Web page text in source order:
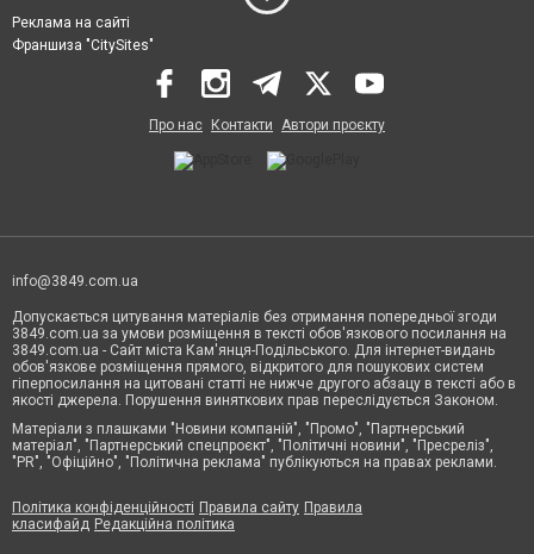
Реклама на сайті
Франшиза "CitySites"
Про нас Контакти Автори проєкту
info@3849.com.ua
Допускається цитування матеріалів без отримання попередньої згоди
3849.com.ua за умови розміщення в тексті обов'язкового посилання на
3849.com.ua - Сайт міста Кам'янця-Подільського. Для інтернет-видань
обов'язкове розміщення прямого, відкритого для пошукових систем
гіперпосилання на цитовані статті не нижче другого абзацу в тексті або в
якості джерела. Порушення виняткових прав переслідується Законом.
Матеріали з плашками "Новини компаній", "Промо", "Партнерський
матеріал", "Партнерський спецпроєкт", "Політичні новини", "Пресреліз",
"PR", "Офіційно", "Політична реклама" публікуються на правах реклами.
Політика конфіденційності Правила сайту Правила
класифайд Редакційна політика